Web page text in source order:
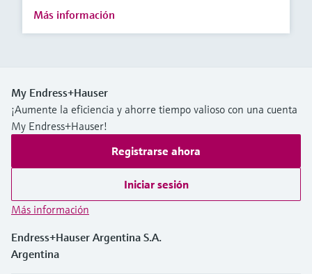
Más información
My Endress+Hauser
¡Aumente la eficiencia y ahorre tiempo valioso con una cuenta
My Endress+Hauser!
Registrarse ahora
Iniciar sesión
Más información
Endress+Hauser Argentina S.A.
Argentina